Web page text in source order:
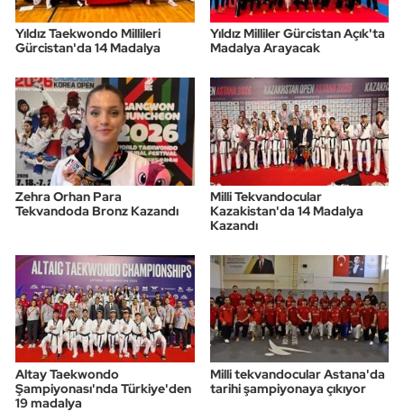
Yıldız Taekwondo Millileri
Gürcistan'da 14 Madalya
Yıldız Milliler Gürcistan Açık'ta
Madalya Arayacak
Zehra Orhan Para
Tekvandoda Bronz Kazandı
Milli Tekvandocular
Kazakistan'da 14 Madalya
Kazandı
Altay Taekwondo
Şampiyonası'nda Türkiye'den
19 madalya
Milli tekvandocular Astana'da
tarihi şampiyonaya çıkıyor